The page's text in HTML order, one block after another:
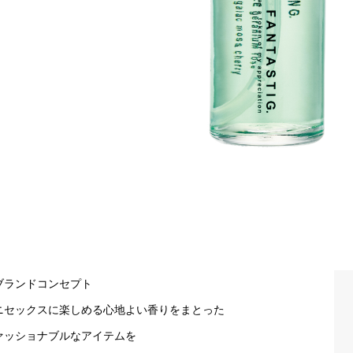
ンドコンセプト
セックスに楽しめる心地よい香りをまとった
ッショナブルなアイテムを